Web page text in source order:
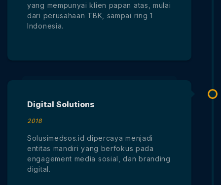
yang mempunyai klien papan atas, mulai
dari perusahaan TBK, sampai ring 1
Indonesia.
Digital Solutions
2018
Solusimedsos.id dipercaya menjadi
entitas mandiri yang berfokus pada
engagement media sosial, dan branding
digital.